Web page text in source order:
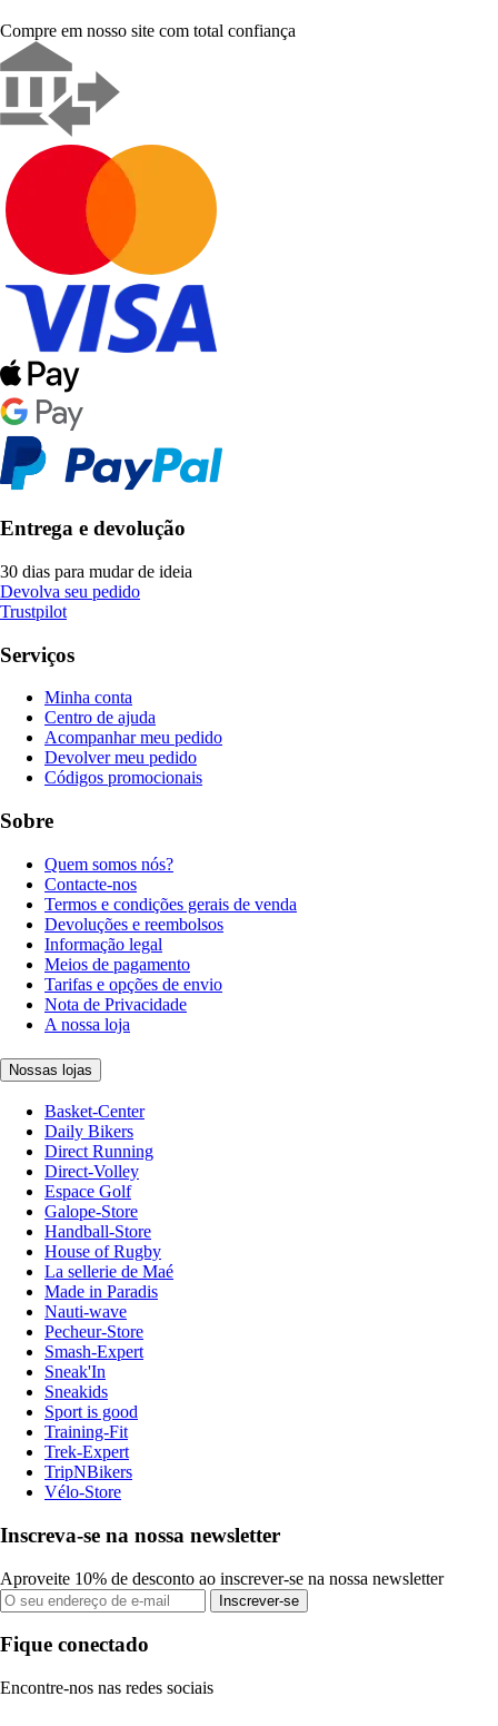
Compre em nosso site com total confiança
Entrega e devolução
30 dias para mudar de ideia
Devolva seu pedido
Trustpilot
Serviços
Minha conta
Centro de ajuda
Acompanhar meu pedido
Devolver meu pedido
Códigos promocionais
Sobre
Quem somos nós?
Contacte-nos
Termos e condições gerais de venda
Devoluções e reembolsos
Informação legal
Meios de pagamento
Tarifas e opções de envio
Nota de Privacidade
A nossa loja
Nossas lojas
Basket-Center
Daily Bikers
Direct Running
Direct-Volley
Espace Golf
Galope-Store
Handball-Store
House of Rugby
La sellerie de Maé
Made in Paradis
Nauti-wave
Pecheur-Store
Smash-Expert
Sneak'In
Sneakids
Sport is good
Training-Fit
Trek-Expert
TripNBikers
Vélo-Store
Inscreva-se na nossa newsletter
Aproveite 10% de desconto ao inscrever-se na nossa newsletter
Inscrever-se
Fique conectado
Encontre-nos nas redes sociais